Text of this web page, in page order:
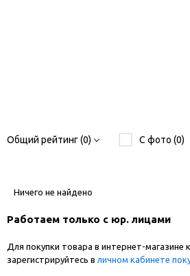
Общий рейтинг (0) С фото (0)
Ничего не найдено
Работаем только с юр. лицами
Для покупки товара в интернет-магазине
зарегистрируйтесь в личном кабинете